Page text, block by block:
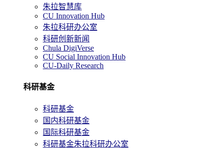
朱拉智慧库
CU Innovation Hub
朱拉科研办公室
科研创新新闻
Chula DigiVerse
CU Social Innovation Hub
CU-Daily Research
科研基金
科研基金
国内科研基金
国际科研基金
科研基金朱拉科研办公室